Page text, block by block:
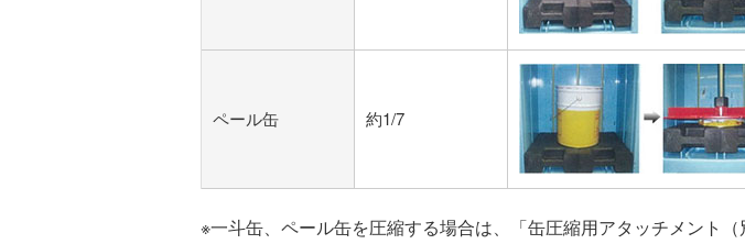
ペール缶 約1/7
※一斗缶、ペール缶を圧縮する場合は、「缶圧縮用アタッチメント